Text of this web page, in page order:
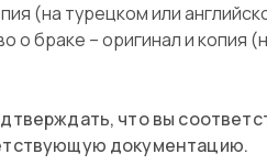
(на турецком или
о браке – оригинал и копия
что вы
документацию.